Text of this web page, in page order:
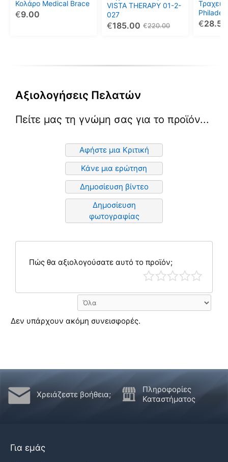
Κολάρο Medical Brace
9.00
€
να
επιλεγούν
VISTA THERAPY 01-2-
027
220.00
€
185.00
€
να
επιλεγούν
στη
28.50
€
να
στη
Αξιολογήσεις Πελατών
Πείτε μας τη γνώμη σας για το προϊόν...
Αφήστε μια Κριτική
Κάνε μια ερώτηση
Δημοσίευση βίντεο
Δημοσίευση
φωτογραφίας
Πώς θα αξιολογούσατε αυτό το προϊόν;
Δεν υπάρχουν ακόμη συνεισφορές.
Χρειάζεστε βοήθεια;
Πληροφορίες
Καταστήματος
Για εμάς